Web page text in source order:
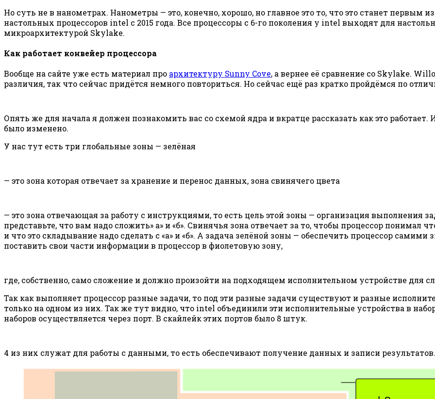
Но суть не в нанометрах. Нанометры — это, конечно, хорошо, но главное это то, что это станет
настольных процессоров intel с 2015 года. Все процессоры с 6-го поколения у intel выходят для
микроархитектурой Skylake.
Как работает конвейер процессора
Вообще на сайте уже есть материал про архитектуру Sunny Cove, а вернее её сравнение со Skylake.
различия, так что сейчас придётся немного повториться. Но сейчас ещё раз кратко пройдёмся по
Опять же для начала я должен познакомить вас со схемой ядра и вкратце рассказать как это
было изменено.
У нас тут есть три глобальные зоны — зелёная
— это зона которая отвечает за хранение и перенос данных, зона свинячего цвета
— это зона отвечающая за работу с инструкциями, то есть цель этой зоны — организация выполнения
представьте, что вам надо сложить» а» и «б». Свинячья зона отвечает за то, чтобы процессор понимал
и что это складывание надо сделать с «а» и «б». А задача зелёной зоны — обеспечить процессор
поставить свои части информации в процессор в фиолетовую зону,
где, собственно, само сложение и должно произойти на подходящем исполнительном устройстве для
Так как выполняет процессор разные задачи, то под эти разные задачи существуют и разные
только на одном из них. Так же тут видно, что intel объединили эти исполнительные устройства в
наборов осуществляется через порт. В скайлейк этих портов было 8 штук.
4 из них служат для работы с данными, то есть обеспечивают получение данных и записи результатов.